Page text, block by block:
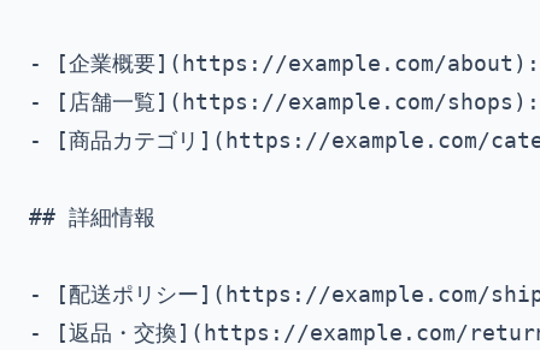
- [企業概要](https://example.com/about):
- [店舗一覧](https://example.com/shops):
- [商品カテゴリ](https://example.com/
## 詳細情報
- [配送ポリシー](https://example.com/
- [返品・交換](https://example.com/